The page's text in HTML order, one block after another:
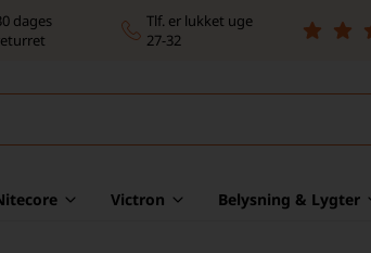
dages
Tlf. er lukket uge
27-32
Victron Belysning & Lygter